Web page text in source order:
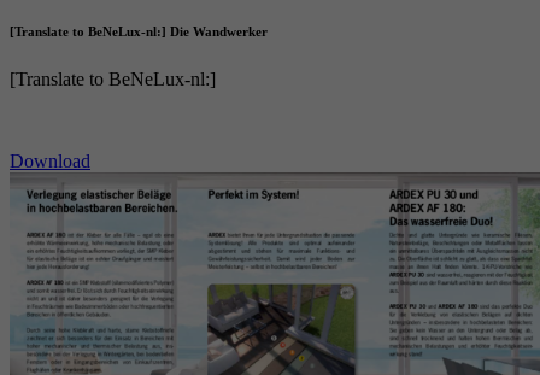
[Translate to BeNeLux-nl:] Die Wandwerker
[Translate to BeNeLux-nl:]
Download